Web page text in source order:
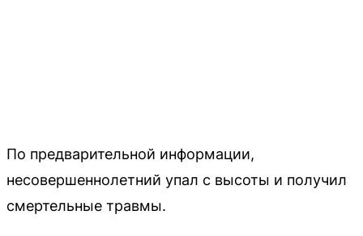
По предварительной информации,
несовершеннолетний упал с высоты и получил
смертельные травмы.